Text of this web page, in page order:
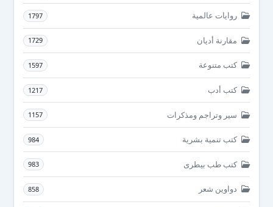
روايات عالمية 1797
مقارنة أديان 1729
كتب متنوعة 1597
كتب أدب 1217
سير وتراجم ومذكرات 1157
كتب تنمية بشرية 984
كتب طب بيطرى 983
دواوين شعر 858